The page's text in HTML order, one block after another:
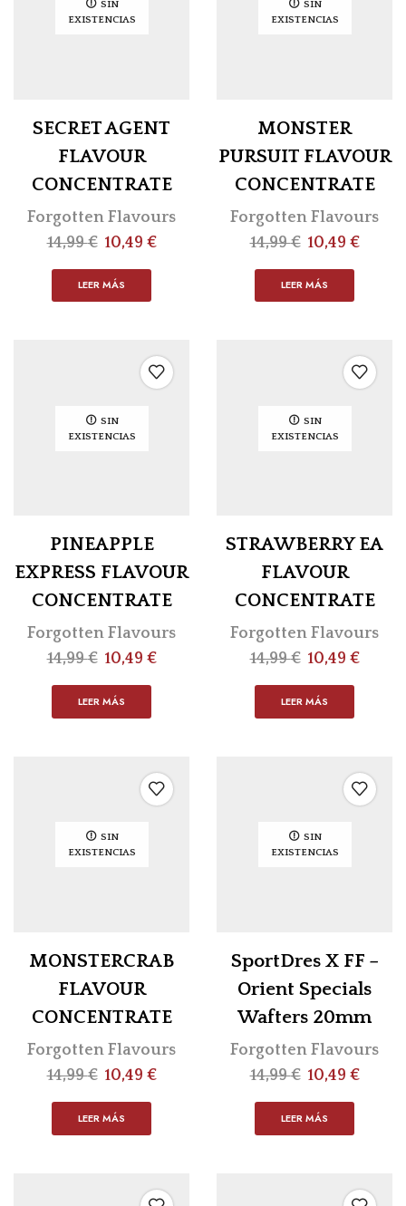
SIN
EXISTENCIAS
SECRET AGENT
FLAVOUR
CONCENTRATE
Forgotten Flavours
14,99€ 10,49 €
LEER MÁS
SIN
EXISTENCIAS
MONSTER
PURSUIT FLAVOUR
CONCENTRATE
Forgotten Flavours
14,99€ 10,49 €
LEER MÁS
SIN
EXISTENCIAS
PINEAPPLE
EXPRESS FLAVOUR
CONCENTRATE
Forgotten Flavours
14,99€ 10,49 €
LEER MÁS
SIN
EXISTENCIAS
STRAWBERRY EA
FLAVOUR
CONCENTRATE
Forgotten Flavours
14,99€ 10,49 €
LEER MÁS
SIN
EXISTENCIAS
MONSTERCRAB
FLAVOUR
CONCENTRATE
Forgotten Flavours
14,99€ 10,49 €
LEER MÁS
SIN
EXISTENCIAS
SportDres X FF –
Orient Specials
Wafters 20mm
Forgotten Flavours
14,99€ 10,49 €
LEER MÁS